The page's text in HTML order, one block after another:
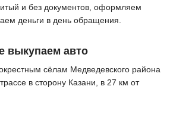
и без документов, оформляем
деньги в день обращения.
выкупаем авто
сёлам Медведевского района
в сторону Казани, в 27 км от